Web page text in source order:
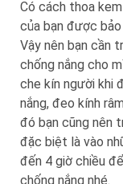
Có cách thoa
của bạn được
Vậy nên bạn cần
chống nắng cho
che kín người khi
nắng, đeo kính
đó bạn cũng nên
đặc biệt là vào
đến 4 giờ chiều
chống nắng nhé.